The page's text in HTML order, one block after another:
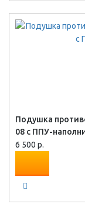
Подушка
08 с ППУ-
6 500 р.